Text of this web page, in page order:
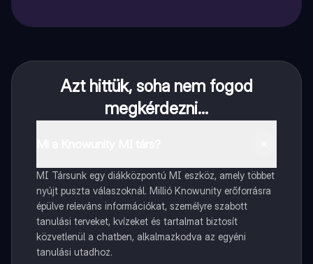
Azt hittük, soha nem fogod
megkérdezni...
MI Társunk egy diákközpontú MI eszköz, amely többet
nyújt puszta válaszoknál. Millió Knowunity erőforrásra
épülve releváns információkat, személyre szabott
tanulási terveket, kvízeket és tartalmat biztosít
közvetlenül a chatben, alkalmazkodva az egyéni
tanulási utadhoz.